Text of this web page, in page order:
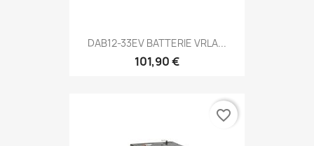
DAB12-33EV BATTERIE VRLA...
101,90 €
favorite_border